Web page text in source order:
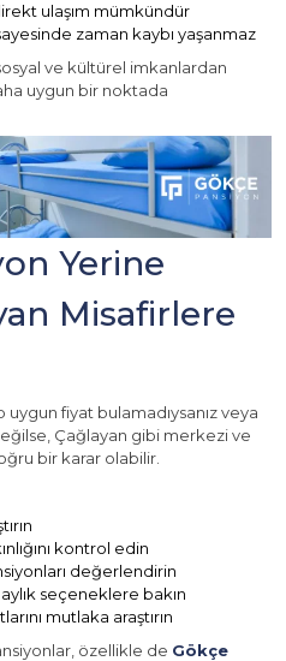
ulaşım mümkündür
zaman kaybı yaşanmaz
ve kültürel imkanlardan
uygun bir noktada
Yerine
Misafirlere
uygun fiyat bulamadıysanız veya
Çağlayan gibi merkezi ve
bir karar olabilir.
kontrol edin
değerlendirin
seçeneklere bakın
mutlaka araştırın
özellikle de Gökçe